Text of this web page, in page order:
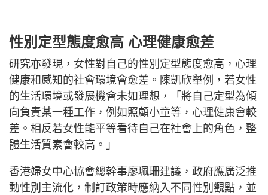
性別定型態度愈高 心理健康愈差
研究亦發現，女性對自己的性別定型態度愈高，心理
健康和感知的社會環境會愈差。陳凱欣舉例，若女性
的生活環境或發展機會未如理想，「將自己定型為傾
向負責某一種工作，例如照顧小童等，心理健康會較
差。相反若女性能平等看待自己在社會上的角色，整
體生活質素會較高。」
香港婦女中心協會總幹事廖珮珊建議，政府應廣泛推
動性別主流化，制訂政策時應納入不同性別觀點，並